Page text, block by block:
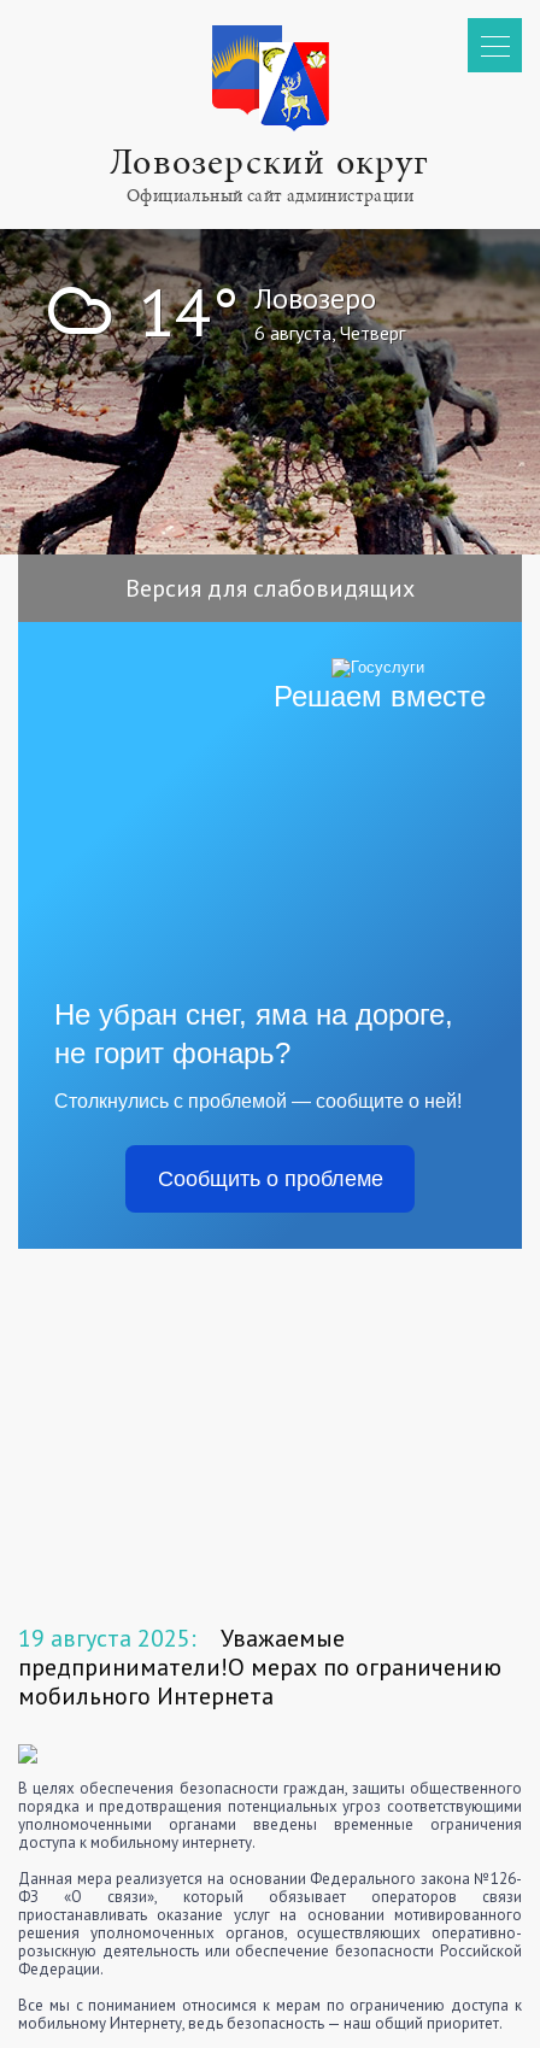
Ловозерский округ
Официальный сайт администрации
! 14° Ловозеро
6 августа, Четверг
Версия для слабовидящих
Решаем вместе
Не убран снег, яма на дороге,
не горит фонарь?
Столкнулись с проблемой — сообщите о ней!
Сообщить о проблеме
19 августа 2025:
Уважаемые
предприниматели!О мерах по ограничению
мобильного Интернета
В целях обеспечения безопасности граждан, защиты общественного
порядка и предотвращения потенциальных угроз соответствующими
уполномоченными органами введены временные ограничения
доступа к мобильному интернету.
Данная мера реализуется на основании Федерального закона №126-
ФЗ «О связи», который обязывает операторов связи
приостанавливать оказание услуг на основании мотивированного
решения уполномоченных органов, осуществляющих оперативно-
розыскную деятельность или обеспечение безопасности Российской
Федерации.
Все мы с пониманием относимся к мерам по ограничению доступа к
мобильному Интернету, ведь безопасность — наш общий приоритет.